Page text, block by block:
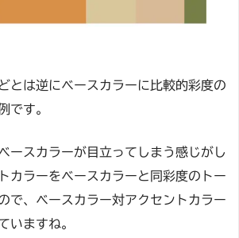
とは逆にベースカラーに比較的彩度の
です。
ースカラーが目立ってしまう感じがし
カラーをベースカラーと同彩度のトー
で、ベースカラー対アクセントカラー
いますね。